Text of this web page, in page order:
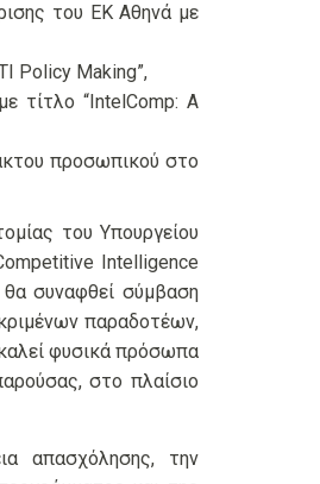
του ΕΚ Αθηνά με
Policy Making”,
τίτλο “IntelComp: A
προσωπικού στο
του Υπουργείου
Intelligence
συναφθεί σύμβαση
παραδοτέων,
φυσικά πρόσωπα
στο πλαίσιο
απασχόλησης, την